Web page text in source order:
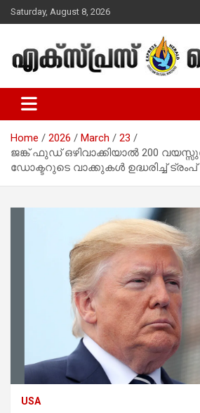
Skip
to
Saturday, August 8, 2026
Express Herald –
Christian News
Home 2026 March
23
ജങ്ക് ഫുഡ്‌ ഒഴിവാക്കിയാൽ 200
ഡോക്ടറുടെ വാക്കുകൾ ഉദ്ധരിച്ച് ട്രംപ്
USA